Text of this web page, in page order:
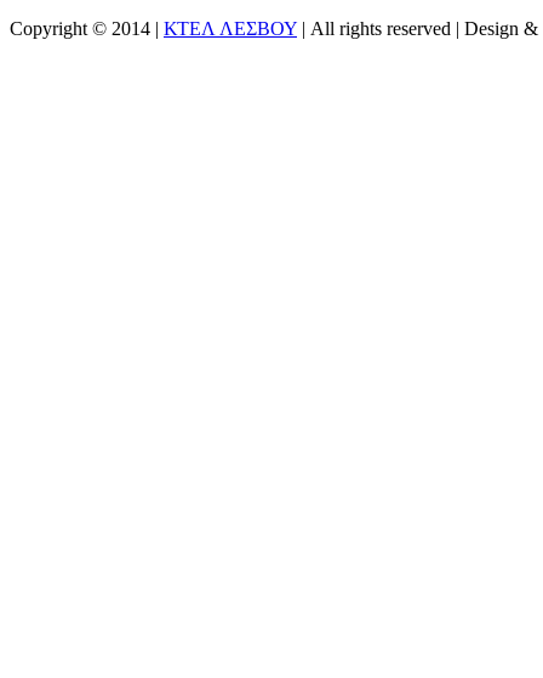
Copyright © 2014 | ΚΤΕΛ ΛΕΣΒΟΥ | All rights reserved | Design &